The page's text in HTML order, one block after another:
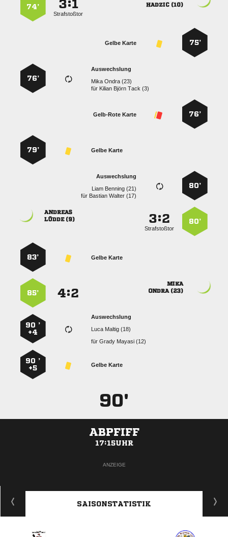
 
:
Strafstoßtor
74’
75’
Gelbe Karte
Auswechslung
  
für    
76’
76’
Gelb-Rote Karte
Gelbe Karte
79’
80’
Auswechslung
  
für   
80’
:
Strafstoßtor

 
Gelbe Karte
83’

 
:
85’
Auswechslung
  
für  
90 ’
+4
Gelbe Karte
90 ’
+5
90'
ABPFIFF
17:15UHR
ANZEIGE
SAISONSTATISTIK